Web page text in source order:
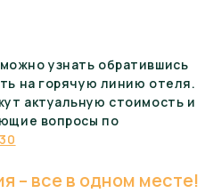
узнать обратившись
на горячую линию отеля.
актуальную стоимость и
вопросы по
– все в одном месте!